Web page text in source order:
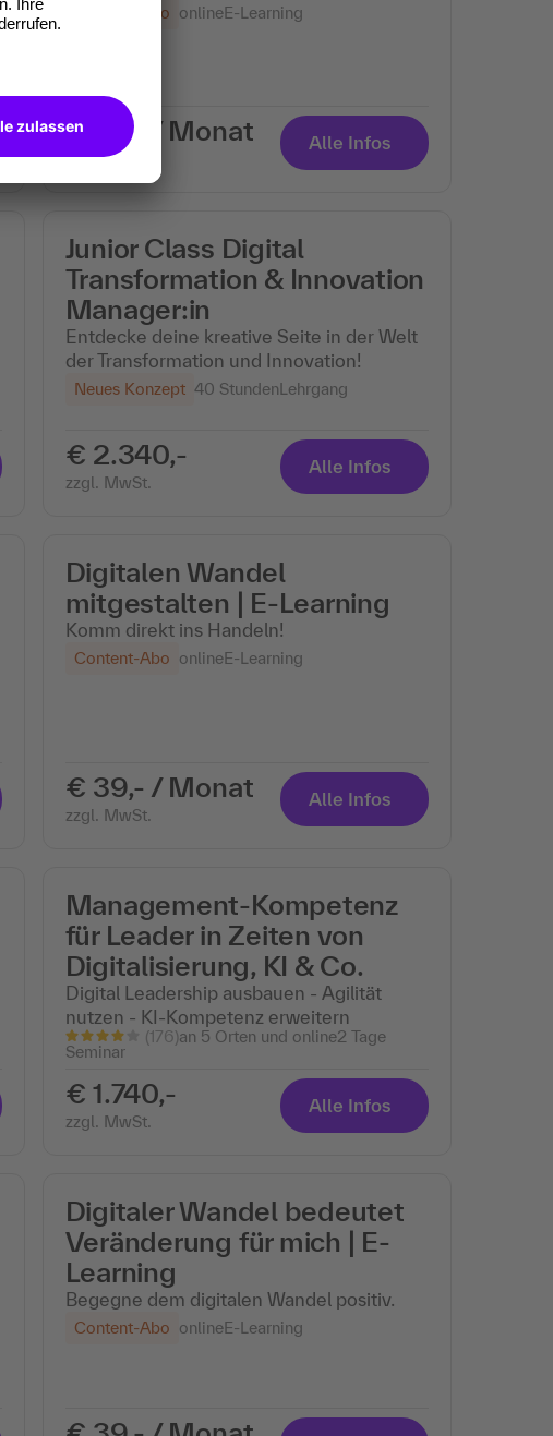
Content-Abo onlineE-Learning
€ 39,- / Monat
zzgl. MwSt.
Alle Infos
Junior Class Digital
Transformation & Innovation
Manager:in
Entdecke deine kreative Seite in der Welt
der Transformation und Innovation!
Neues Konzept 40 StundenLehrgang
€ 2.340,-
zzgl. MwSt.
Alle Infos
Digitalen Wandel
mitgestalten | E-Learning
Komm direkt ins Handeln!
Content-Abo onlineE-Learning
€ 39,- / Monat
zzgl. MwSt.
Alle Infos
Management-Kompetenz
für Leader in Zeiten von
Digitalisierung, KI & Co.
Digital Leadership ausbauen - Agilität
nutzen - KI-Kompetenz erweitern
(176)an 5 Orten und online2 Tage
Seminar
€ 1.740,-
zzgl. MwSt.
Alle Infos
Digitaler Wandel bedeutet
Veränderung für mich | E-
Learning
Begegne dem digitalen Wandel positiv.
Content-Abo onlineE-Learning